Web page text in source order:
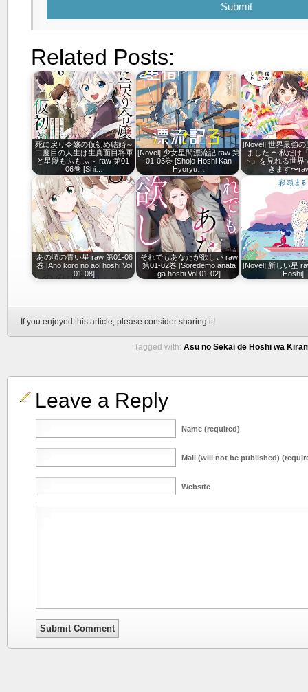
Submit
Related Posts:
死に戻り令嬢の仮初め結婚～
二度目の人生は生真面目将軍
と星獣もふもふ～ raw 第01-
06巻 [Shi…
[Novel] 少女星間漂流記 raw 第
01-03巻 [Shojo Hoshi Kan
Hyoryu…
[Novel] 世界最強
ました 〜私だけ
ト』を見れる世界
きます〜
あの頃の青い星 raw 第01-08
巻 [Ano koro no aoi hoshi Vol
01-08]
それでもあなたが欲しい raw
第01-02巻 [Soredemo anata
ga hoshi Vol 01-02]
[Novel] 新しい星
Hoshi]
If you enjoyed this article, please consider sharing it!
Tagged with: Asu no Sekai de Hoshi wa
Leave a Reply
Name (required)
Mail (will not be published)
Website